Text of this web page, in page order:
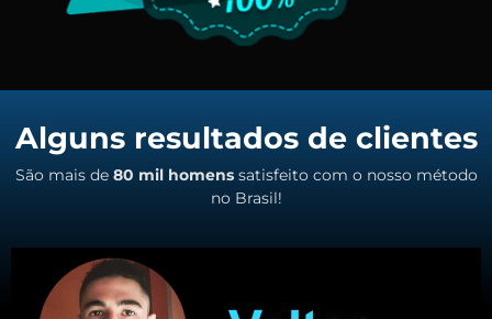
Alguns resultados de clientes
São mais de 80 mil homenssatisfeito com o nosso método
no Brasil!